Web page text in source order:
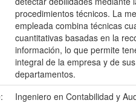
procedimientos técnicos. La
empleada combina técnicas
cuantitativas basadas en la
información, lo que permite
integral de la empresa y de
departamentos.
Ingeniero en Contabilidad y